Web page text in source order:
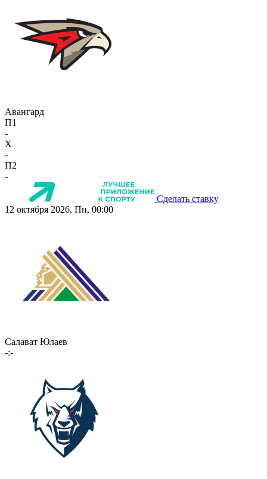
Авангард
П1
-
X
-
П2
-
Сделать ставку
12 октября 2026, Пн, 00:00
Салават Юлаев
-:-